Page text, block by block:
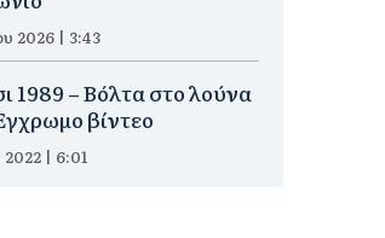
2026 | 3:43
1989 – Βόλτα στο λούνα
βίντεο
2022 | 6:01